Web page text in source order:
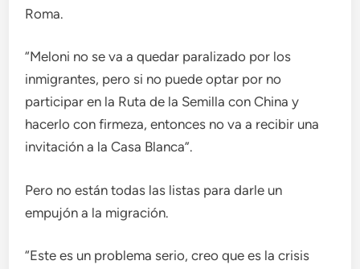
Roma.
“Meloni no se va a quedar paralizado por los
inmigrantes, pero si no puede optar por no
participar en la Ruta de la Semilla con China y
hacerlo con firmeza, entonces no va a recibir una
invitación a la Casa Blanca”.
Pero no están todas las listas para darle un
empujón a la migración.
“Este es un problema serio, creo que es la crisis